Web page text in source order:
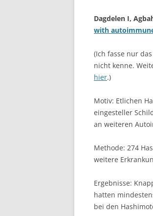
Dagdelen I,
with
(Ich fasse nur
nicht kenne.
hier.)
Motiv: Etlichen
eingesteller
an weiteren
Methode: 274
weitere
Ergebnisse:
hatten
bei den